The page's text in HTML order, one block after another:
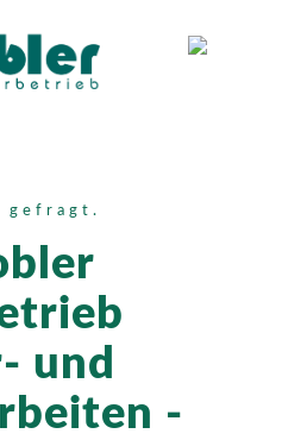
gefragt.
und
-